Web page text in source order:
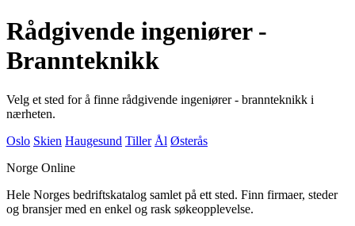
Rådgivende ingeniører -
Brannteknikk
Velg et sted for å finne rådgivende ingeniører - brannteknikk i
nærheten.
Oslo Skien Haugesund Tiller Ål Østerås
Norge Online
Hele Norges bedriftskatalog samlet på ett sted. Finn firmaer, steder
og bransjer med en enkel og rask søkeopplevelse.